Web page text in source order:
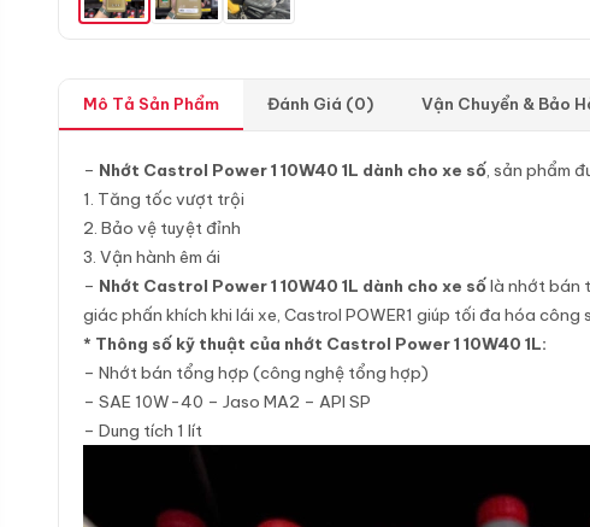
Mô Tả Sản Phẩm Đánh Giá (0) Vận Chuyển & Bảo
– Nhớt Castrol Power 1 10W40 1L dành cho xe số, sản phẩm
1. Tăng tốc vượt trội
2. Bảo vệ tuyệt đỉnh
3. Vận hành êm ái
– Nhớt Castrol Power 1 10W40 1L dành cho xe sốlà nhớt bán
giác phấn khích khi lái xe, Castrol POWER1 giúp tối đa hóa
* Thông số kỹ thuật của nhớt Castrol Power 1 10W40 1L:
– Nhớt bán tổng hợp (công nghệ tổng hợp)
– SAE 10W-40 – Jaso MA2 – API SP
– Dung tích 1 lít